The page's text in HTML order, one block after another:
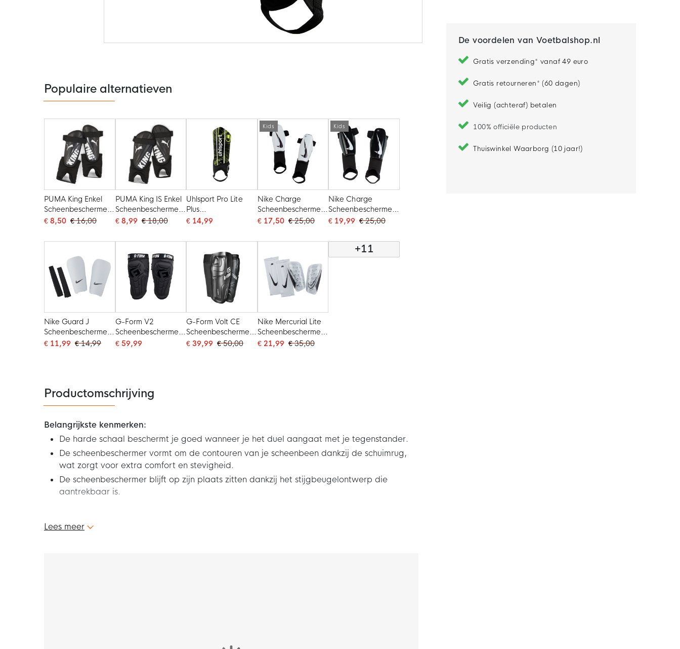
de
afbeeldingen-
gallerij
De voordelen van Voetbalshop.nl
Gratis verzending* vanaf 49 euro
Gratis retourneren* (60 dagen)
Veilig (achteraf) betalen
100% officiële producten
Thuiswinkel Waarborg (10 jaar!)
Populaire alternatieven
PUMA King Enkel
Scheenbeschermers
Zwart Wit
€ 8,50 € 16,00
PUMA King IS Enkel
Scheenbeschermers
Zwart Wit
€ 8,99 € 18,00
Uhlsport Pro Lite
Plus
Scheenbeschermers
€ 14,99
Kids
Nike Charge
Scheenbeschermers
Kids Wit Zwart
€ 17,50 € 25,00
Kids
Nike Charge
Scheenbeschermers
Kids Zwart Wit
€ 19,99 € 25,00
Nike Guard J
Scheenbeschermers
Wit Zwart
€ 11,99 € 14,99
G-Form V2
Scheenbeschermers
CE Zwart Wit
€ 59,99
G-Form Volt CE
Scheenbeschermers
Zwart
€ 39,99 € 50,00
Nike Mercurial Lite
Scheenbeschermers
Wit Zwart
€ 21,99 € 35,00
+11
Productomschrijving
Belangrijkste kenmerken:
De harde schaal beschermt je goed wanneer je het duel aangaat met je tegenstander.
De scheenbeschermer vormt om de contouren van je scheenbeen dankzij de schuimrug,
wat zorgt voor extra comfort en stevigheid.
De scheenbeschermer blijft op zijn plaats zitten dankzij het stijgbeugelontwerp die
aantrekbaar is.
Met de Nike Charge Scheenbeschermers Wit Zwart ga je goed beschermd het veld op! De
scheenbescherms zitten erg comfortabel en bieden veel stevigheid. Daardoor kun jij je
De schuimrug op de scheenbeschermer past op de contouren van je scheenbeen, zodat je
Lees meer